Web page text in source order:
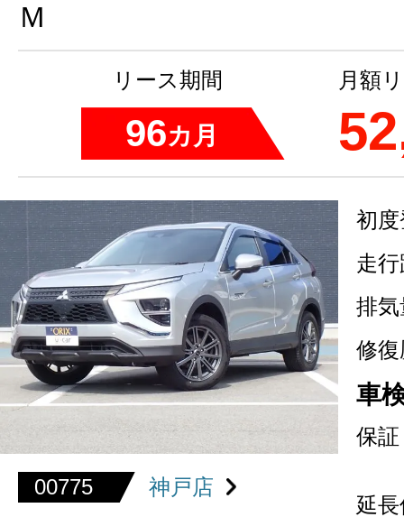
Ｍ
リース期間
96カ月
月額
00775 神戸店
初
走
排気
修復
車
保証
延